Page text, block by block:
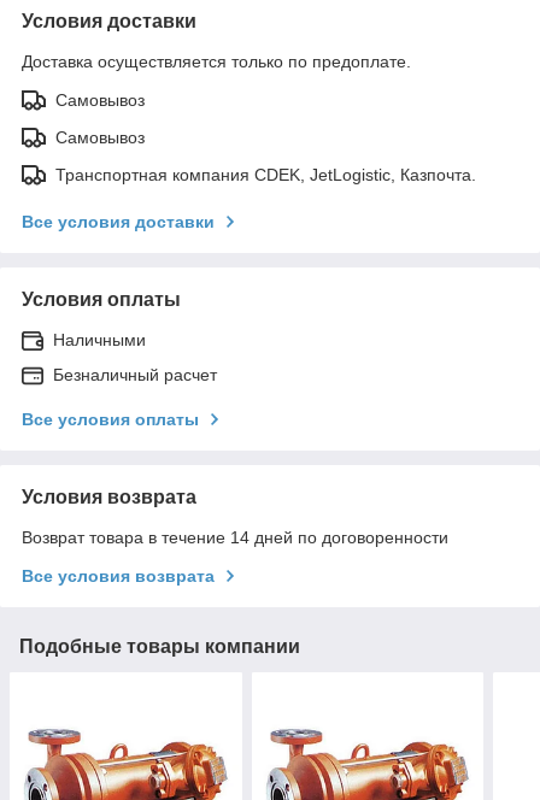
Условия доставки
Доставка осуществляется только по предоплате.
Самовывоз
Самовывоз
Транспортная компания CDEK, JetLogistic, Казпочта.
Все условия доставки
Условия оплаты
Наличными
Безналичный расчет
Все условия оплаты
Условия возврата
Возврат товара в течение 14 дней по договоренности
Все условия возврата
Подобные товары компании